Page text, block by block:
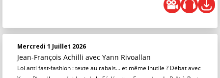
Mercredi 1 Juillet 2026
Jean-François Achilli avec Yann Rivoallan
Loi anti fast-fashion : texte au rabais... et même inutile ? Débat avec